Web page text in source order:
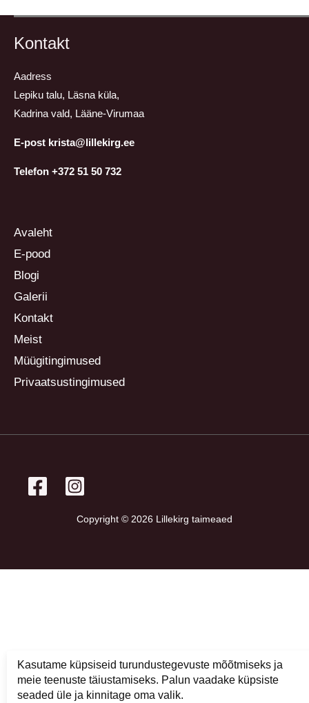
Kontakt
Aadress
Lepiku talu, Läsna küla,
Kadrina vald, Lääne-Virumaa
E-post krista@lillekirg.ee
Telefon +372 51 50 732
Avaleht
E-pood
Blogi
Galerii
Kontakt
Meist
Müügitingimused
Privaatsustingimused
Copyright © 2026 Lillekirg taimeaed
Kasutame küpsiseid turundustegevuste mõõtmiseks ja
meie teenuste täiustamiseks. Palun vaadake küpsiste
seaded üle ja kinnitage oma valik.